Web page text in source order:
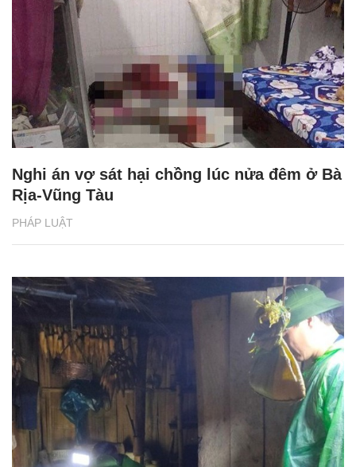
PHÁP LUẬT
Nghi án vợ sát hại chồng lúc nửa đêm ở Bà
Rịa-Vũng Tàu